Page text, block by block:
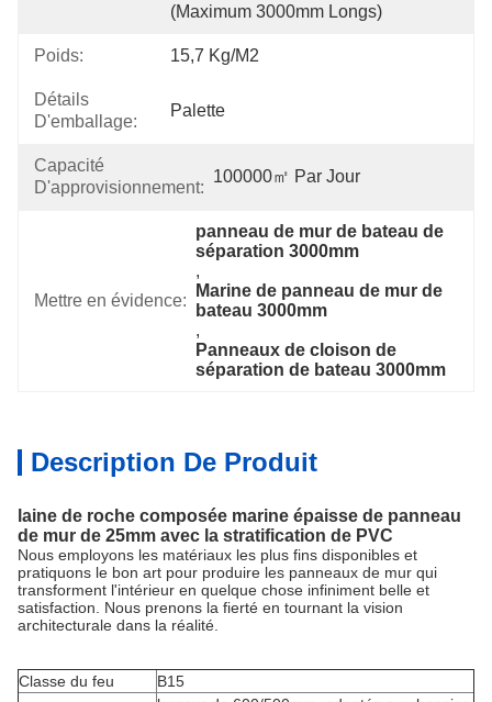
(maximum 3000mm Longs)
Poids: 15,7 Kg/m2
Détails
D'emballage:
Palette
Capacité
D'approvisionnement:
100000㎡ Par Jour
Mettre en évidence:
panneau de mur de bateau de
séparation 3000mm
,
Marine de panneau de mur de
bateau 3000mm
,
Panneaux de cloison de
séparation de bateau 3000mm
Description De Produit
laine de roche composée marine épaisse de panneau
de mur de 25mm avec la stratification de PVC
Nous employons les matériaux les plus fins disponibles et
pratiquons le bon art pour produire les panneaux de mur qui
transforment l'intérieur en quelque chose infiniment belle et
satisfaction. Nous prenons la fierté en tournant la vision
architecturale dans la réalité.
Classe du feu
B15